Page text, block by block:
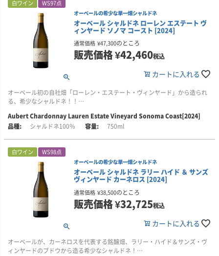
その約1年後、2026年1月に掲載された再評価では96＋点を獲得。
リリースから1年後に改めて試飲しても、力強いタンニンの骨格という印象は
変わらず、筋肉質な力強さと凝縮感を備えながら、花を思わせる香りや端正
さ、エレガンスも感じられると評価されています。余韻にはミントや甘いグ
レナデンを思わせる風味が現れ、驚くほどエレガントに続きます。
飲み頃はいずれの評価でも2028～2050年。時間とともに、さらに魅力を増し
ていくことが期待されるワインです。
評価：97＋点（2025年2月）、96＋点（2026年1月）
評価者：モニカ・ラーナー（ワイン・アドヴォケイト）
平均樹齢約50年のシラーズを使用。バロッサ・ヴァレー西部の古樹がもたら
す豊かさと凝縮感に、標高の高いエデン・ヴァレーの畑がもたらす引き締ま
った骨格を重ねた、力強さと気品をあわせ持つ一本です。
■生産者のコメント
中心部は黒に近い、深いナス色を帯びています。
グラスからは、ブルーベリー、マルベリー、ブラックベリー、黒いプラムの
ア・チョコレートのニュアンスと自然に溶け合います。
な風味に、やわらかく丸みのあるタンニンが調和しています。果実味と酸が
豊かな質感の中で心地よく重なり、荒々しさや苦味を感じさせません。
20年ほどの熟成が期待できますが、おそらく最初の10年間が最も楽しみやす
いでしょう。2025年から飲み頃を迎えます。テキサス風BBQリブや、お好み
のステーキとともにお楽しみください。
白ワイン WS97点
オーベールの希少な単一畑シャルドネ
オーベール シャルドネ ローレン エステート ヴ
ィンヤード ソノマ コースト [2024]
通常価格 ¥47,300のところ
販売価格¥42,460税込
カートに入れる
オーベール初の自社畑「ローレン・エステート・ヴィンヤード」から造られ
る、希少なシャルドネ！！
■生産者のコメント
「重さを感じさせない凝縮感（weightless density）」という稀有な個性を
凝縮した風味と深みを備えながらも、きめ細かな質感と張りのある緊張感が
共存し、口中に伸びやかな躍動感をもたらします。この類いまれなバランス
は、特別な区画に植えられた高樹齢かつ低収量のブドウ樹と、2024年のよう
な安定した生育期によって生み出されました。
ライムの果皮やレモンタイム、クチナシの花のアロマが幾重にも広がり、ス
トーンフルーツを思わせる濃密なニュアンスが全体を包み込みます。さら
に、カルダモンや白胡椒、雨上がりの土を思わせる香りが、エキゾチックな
スパイス感を添えています。
一口ごとに、香りや風味、質感が万華鏡のように変化していきます。10～15
年、さらにそれ以上の熟成を経て、自然に複雑さを深めていくでしょう。
Aubert Chardonnay Lauren Estate Vineyard Sonoma Coast[2024]
シャルドネ100％
750ml
白ワイン WS98点
オーベールの希少な単一畑シャルドネ
オーベール シャルドネ ラリー ハイド ＆ サンズ
ヴィンヤード カーネロス [2024]
通常価格 ¥38,500のところ
販売価格¥32,725税込
カートに入れる
オーベールが、カーネロスを代表する銘醸畑、ラリー・ハイド＆サンズ・ヴ
ィンヤードのブドウから造る希少なシャルドネ！